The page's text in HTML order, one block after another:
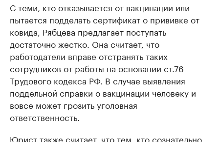
С теми, кто отказывается от вакцинации или
пытается подделать сертификат о прививке от
ковида, Рябцева предлагает поступать
достаточно жестко. Она считает, что
работодатели вправе отстранять таких
сотрудников от работы на основании ст.76
Трудового кодекса РФ. В случае выявления
поддельной справки о вакцинации человеку и
вовсе может грозить уголовная
ответственность.
Юрист также считает, что тем, кто сознательно